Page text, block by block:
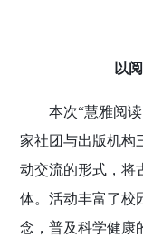
以
本次“慧雅阅
家社团与出版机构
动交流的形式，将
体。活动丰富了校
念，普及科学健康